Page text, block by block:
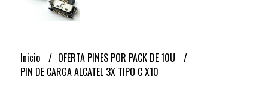
Inicio
OFERTA PINES POR PACK DE 10U
PIN DE CARGA ALCATEL 3X TIPO C X10